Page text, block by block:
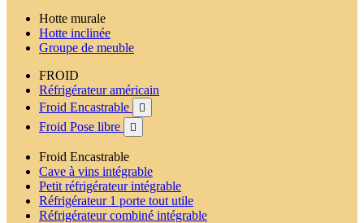
Hotte murale
Hotte inclinée
Groupe de meuble
FROID
Réfrigérateur américain
Froid Encastrable

Froid Pose libre 
Froid Encastrable
Cave à vins intégrable
Petit réfrigérateur intégrable
Réfrigérateur 1 porte tout utile
Réfrigérateur combiné intégrable